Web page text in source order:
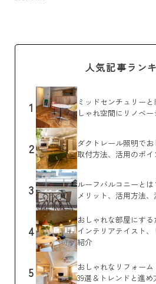
人気記事ラン
1
ミッドセンチュリー
しゃれ空間にリノベ
2
ダクトレール照明で
取付方法、活用のポイ
3
ルーフバルコニーとは
メリット、活用方法
4
おしゃれな部屋にす
インテリアテイスト
紹介
5
おしゃれなリフォー
39選＆トレンドと進